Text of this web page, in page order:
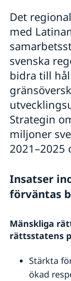
Det
med
svenska
bidra till
Strategin
miljoner
2021–2025
Insatser
förväntas
Mänskliga
rättsstatens
Stärkta
ökad